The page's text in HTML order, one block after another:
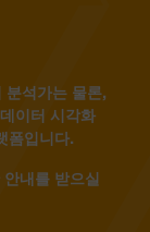
분석가는 물론,
이터 시각화
폼입니다.
내를 받으실